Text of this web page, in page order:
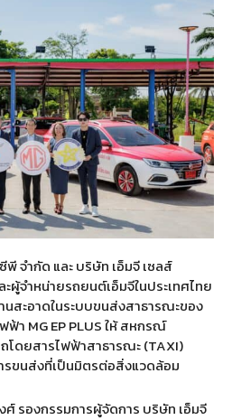
พี จำกัด และ บริษัท เอ็มจี เซลส์
ผู้จำหน่ายรถยนต์เอ็มจีในประเทศไทย
สะอาดในระบบขนส่งสาธารณะของ
า MG EP PLUS ให้ สหกรณ์
โดยสารไฟฟ้าสาธารณะ (TAXI)
รขนส่งที่เป็นมิตรต่อสิ่งแวดล้อม
รองกรรมการผู้จัดการ บริษัท เอ็มจี